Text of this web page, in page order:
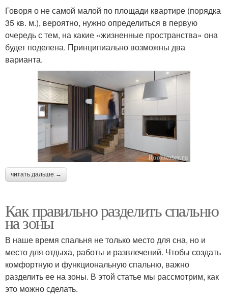
Говоря о не самой малой по площади квартире (порядка
35 кв. м.), вероятно, нужно определиться в первую
очередь с тем, на какие «жизненные пространства» она
будет поделена. Принципиально возможны два
варианта.
читать дальше →
Как правильно разделить спальню
на зоны
В наше время спальня не только место для сна, но и
место для отдыха, работы и развлечений. Чтобы создать
комфортную и функциональную спальню, важно
разделить ее на зоны. В этой статье мы рассмотрим, как
это можно сделать.